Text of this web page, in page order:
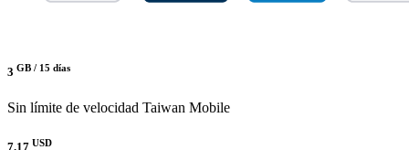
3 GB / 15 días
Sin límite de velocidad Taiwan Mobile
7.17 USD